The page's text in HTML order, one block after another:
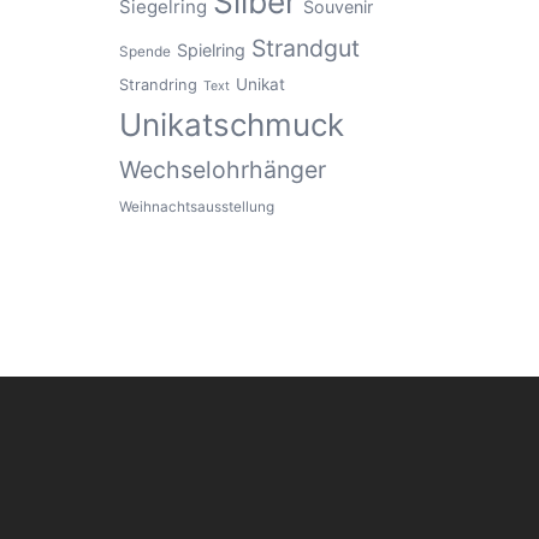
Siegelring Souvenir
Spende Spielring Strandgut
Strandring Text Unikat
Unikatschmuck
Wechselohrhänger
Weihnachtsausstellung